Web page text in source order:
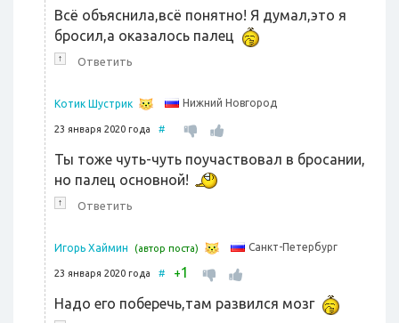
Всё объяснила,всё понятно! Я думал,это я
бросил,а оказалось палец
↑ Ответить
Котик Шустрик Нижний Новгород
23 января 2020 года #
Ты тоже чуть-чуть поучаствовал в бросании,
но палец основной!
↑ Ответить
Игорь Хаймин (автор поста) Санкт-Петербург
23 января 2020 года # +1
Надо его поберечь,там развился мозг